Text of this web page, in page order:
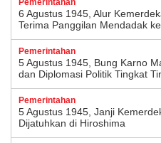
Pemerintahan
6 Agustus 1945, Alur
Terima Panggilan Mendadak
Pemerintahan
5 Agustus 1945, Bung Karno
dan Diplomasi Politik Tingkat
Pemerintahan
5 Agustus 1945, Janji
Dijatuhkan di Hiroshima